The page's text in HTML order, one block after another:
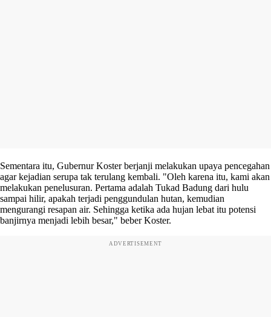
Sementara itu, Gubernur Koster berjanji melakukan upaya pencegahan
agar kejadian serupa tak terulang kembali. "Oleh karena itu, kami akan
melakukan penelusuran. Pertama adalah Tukad Badung dari hulu
sampai hilir, apakah terjadi penggundulan hutan, kemudian
mengurangi resapan air. Sehingga ketika ada hujan lebat itu potensi
banjirnya menjadi lebih besar," beber Koster.
ADVERTISEMENT